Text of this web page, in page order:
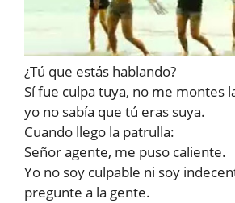
¿Tú que estás hablando?
Sí fue culpa tuya, no me montes
yo no sabía que tú eras suya.
Cuando llego la patrulla:
Señor agente, me puso caliente.
Yo no soy culpable ni soy
pregunte a la gente.